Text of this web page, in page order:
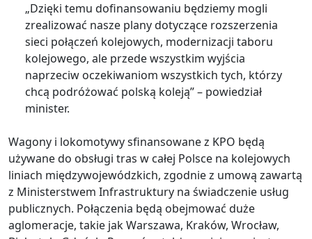
„Dzięki temu dofinansowaniu będziemy mogli
zrealizować nasze plany dotyczące rozszerzenia
sieci połączeń kolejowych, modernizacji taboru
kolejowego, ale przede wszystkim wyjścia
naprzeciw oczekiwaniom wszystkich tych, którzy
chcą podróżować polską koleją” – powiedział
minister.
Wagony i lokomotywy sfinansowane z KPO będą
używane do obsługi tras w całej Polsce na kolejowych
liniach międzywojewódzkich, zgodnie z umową zawartą
z Ministerstwem Infrastruktury na świadczenie usług
publicznych. Połączenia będą obejmować duże
aglomeracje, takie jak Warszawa, Kraków, Wrocław,